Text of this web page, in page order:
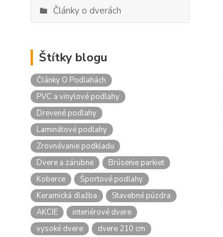
Články o dverách
Štítky blogu
Články O Podlahách
PVC a vinylové podlahy
Drevené podlahy
Laminátové podlahy
Zrovnávanie podkladu
Dvere a zárubne
Brúsenie parkiet
Koberce
Športové podlahy
Keramická dlažba
Stavebné púzdra
AKCIE
interiérové dvere
vysoké dvere
dvere 210 cm